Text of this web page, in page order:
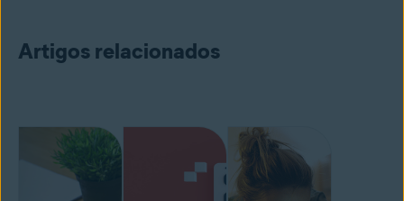
Artigos relacionados